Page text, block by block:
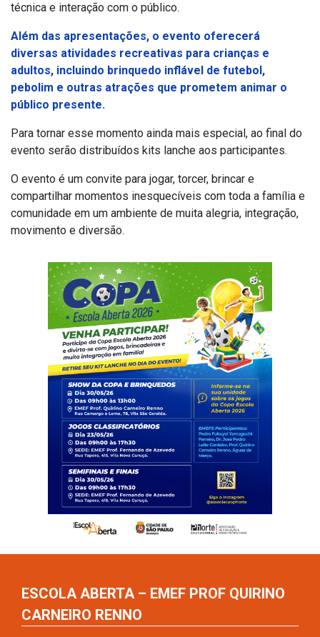
técnica e interação com o público.
Além das apresentações, o evento oferecerá
diversas atividades recreativas para crianças e
adultos, incluindo brinquedo inflável de futebol,
pebolim e outras atrações que prometem animar o
público presente.
Para tornar esse momento ainda mais especial, ao final do
evento serão distribuídos kits lanche aos participantes.
O evento é um convite para jogar, torcer, brincar e
compartilhar momentos inesquecíveis com toda a família e
comunidade em um ambiente de muita alegria, integração,
movimento e diversão.
ESCOLA ABERTA – EMEF PROF QUIRINO
CARNEIRO RENNO